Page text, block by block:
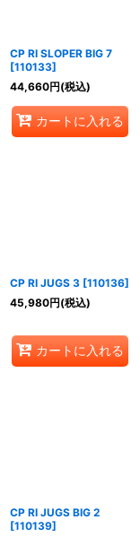
CP RI SLOPER BIG 7
[110133]
44,660円(税込)
カートに入れる
CP RI JUGS 3 [110136]
45,980円(税込)
カートに入れる
CP RI JUGS BIG 2
[110139]